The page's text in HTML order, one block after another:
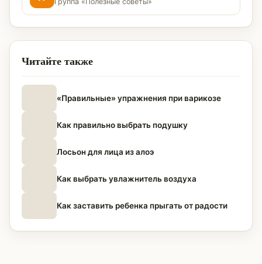
Читайте также
«Правильные» упражнения при варикозе
Как правильно выбрать подушку
Лосьон для лица из алоэ
Как выбрать увлажнитель воздуха
Как заставить ребенка прыгать от радости